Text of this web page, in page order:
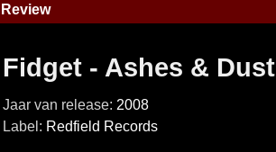
Review
Fidget - Ashes & Dust
Jaar van release: 2008
Label: Redfield Records